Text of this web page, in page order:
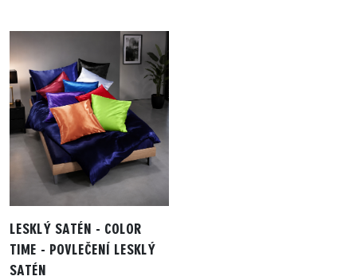
LESKLÝ SATÉN - COLOR
TIME - POVLEČENÍ LESKLÝ
SATÉN